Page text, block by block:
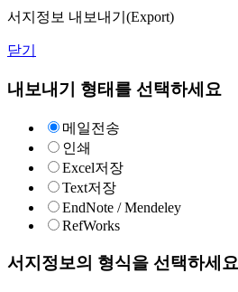
서지정보 내보내기(Export)
닫기
내보내기 형태를 선택하세요
메일전송
인쇄
Excel저장
Text저장
EndNote / Mendeley
RefWorks
서지정보의 형식을 선택하세요